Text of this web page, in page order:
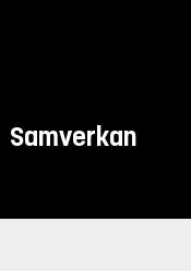
Samverkan